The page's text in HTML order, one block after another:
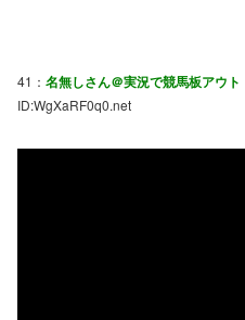
41： 名無しさん＠実況で競馬板アウト
ID:WgXaRF0q0.net